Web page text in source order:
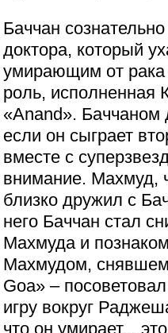
Баччан
доктора, который
умирающим от
роль, исполненная
«Anand». Баччаном
если он сыграет
вместе с
внимание. Махмуд,
близко дружил с
него Баччан стал
Махмуда и
Махмудом,
Goa» –
игру вокруг
что он умирает...